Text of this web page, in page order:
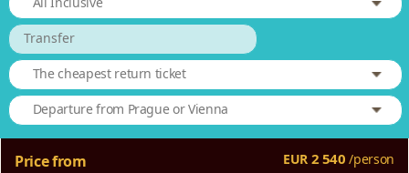
Transfer
The cheapest return ticket
Departure from Prague or Vienna
Price from EUR 2 540 /person